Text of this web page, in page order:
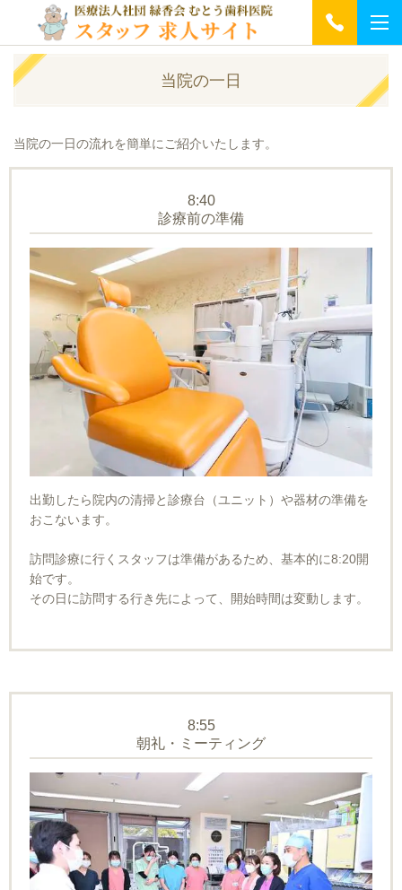
当院の一日
当院の一日の流れを簡単にご紹介いたします。
8:40
診療前の準備
出勤したら院内の清掃と診療台（ユニット）や器材の準備を
おこないます。
訪問診療に行くスタッフは準備があるため、基本的に8:20開
始です。
その日に訪問する行き先によって、開始時間は変動します。
8:55
朝礼・ミーティング